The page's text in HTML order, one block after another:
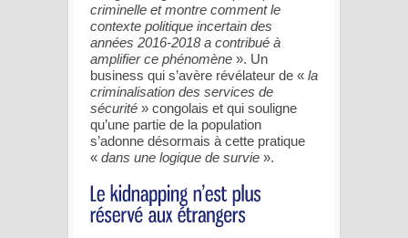
criminelle et montre comment le
contexte politique incertain des
années 2016-2018 a contribué à
amplifier ce phénomène ». Un
business qui s’avère révélateur de « la
criminalisation des services de
sécurité » congolais et qui souligne
qu’une partie de la population
s’adonne désormais à cette pratique
« dans une logique de survie ».